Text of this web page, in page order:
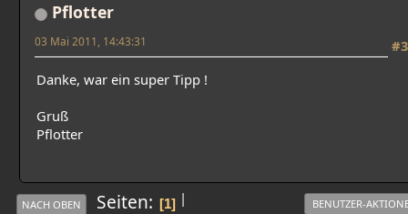
Pflotter
#3
03 Mai 2011, 14:43:31
Danke, war ein super Tipp !
Gruß
Pflotter
|
NACH OBEN Seiten 1 BENUTZER-